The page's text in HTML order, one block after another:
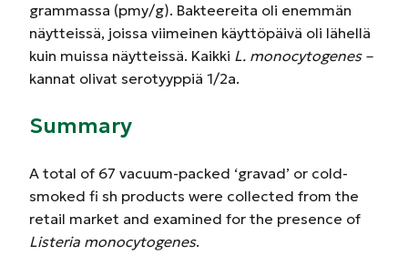
grammassa (pmy/g). Bakteereita oli enemmän
näytteissä, joissa viimeinen käyttöpäivä oli lähellä
kuin muissa näytteissä. Kaikki L. monocytogenes –
kannat olivat serotyyppiä 1/2a.
Summary
A total of 67 vacuum-packed ‘gravad’ or cold-
smoked fi sh products were collected from the
retail market and examined for the presence of
Listeria monocytogenes.